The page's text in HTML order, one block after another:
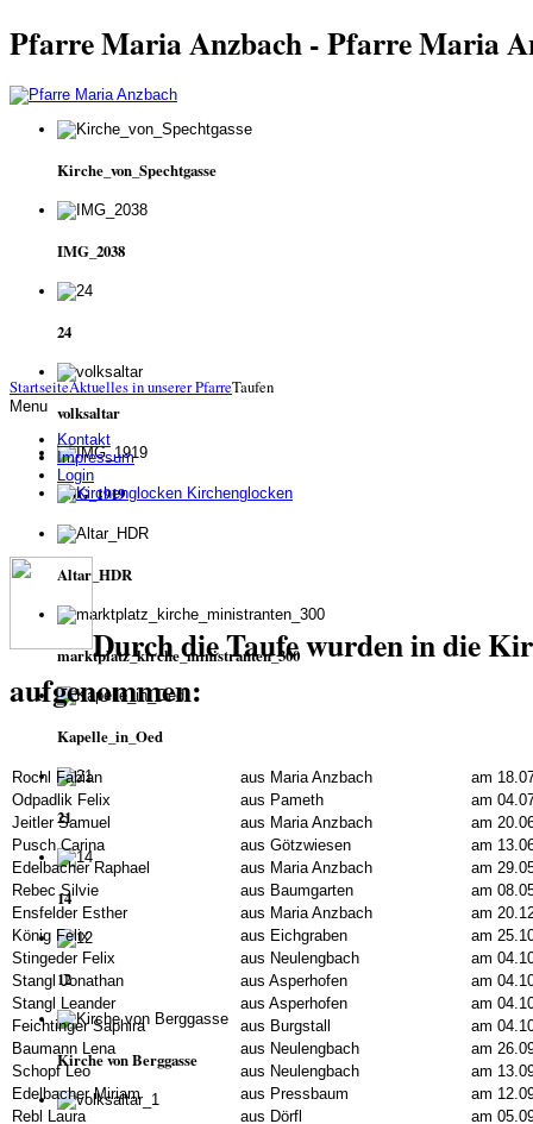
Pfarre Maria Anzbach - Pfarre Maria
Kirche_von_Spechtgasse
IMG_2038
24
volksaltar
IMG_1919
Altar_HDR
marktplatz_kirche_ministranten_300
Kapelle_in_Oed
21
14
12
Kirche von Berggasse
StartseiteAktuelles in unserer PfarreTaufen
Menu
Kontakt
Impressum
Login
Kirchenglocken
Durch die Taufe wurden in die
aufgenommen:
Rochl Fabian aus Maria Anzbach
am
Odpadlik Felix
aus Pameth
am
Jeitler Samuel
aus Maria Anzbach
am
Pusch Carina
aus Götzwiesen
am
Edelbacher Raphael
aus Maria Anzbach
am
Rebec Silvie
aus Baumgarten
am
Ensfelder Esther
aus Maria Anzbach
am
König Felix
aus Eichgraben
am
Stingeder Felix
aus Neulengbach
am
Stangl Jonathan
aus Asperhofen
am
Stangl Leander
aus Asperhofen
am
Feichtinger Saphira
aus Burgstall
am
Baumann Lena
aus Neulengbach
am
Schopf Leo
aus Neulengbach
am
Edelbacher Miriam
aus Pressbaum
am
Rebl Laura
aus Dörfl
am